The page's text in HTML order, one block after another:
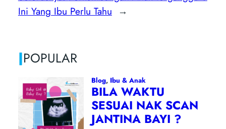
Ini Yang Ibu Perlu Tahu →
|POPULAR